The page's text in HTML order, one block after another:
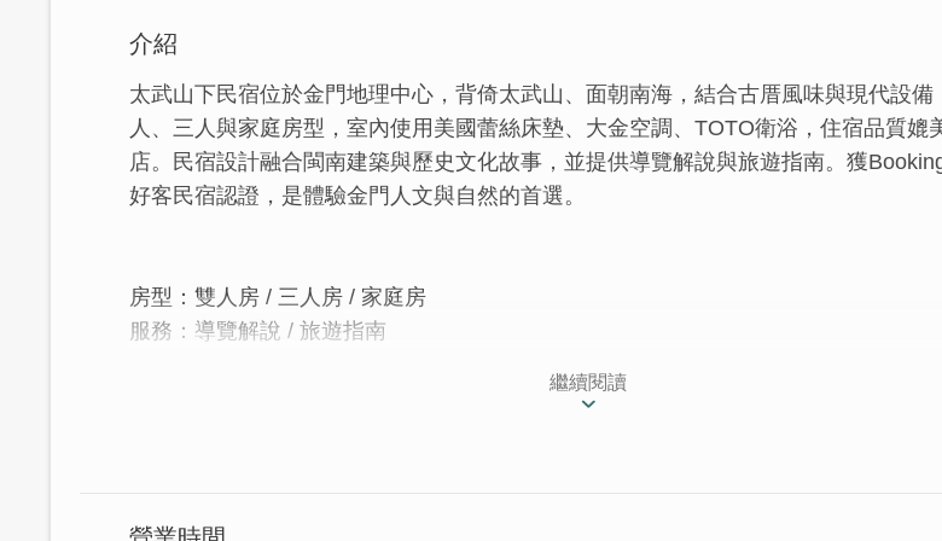
介紹
太武山下民宿位於金門地理中心，背倚太武山、面朝南海，結合古厝風味與現代設備
人、三人與家庭房型，室內使用美國蕾絲床墊、大金空調、TOTO衛浴，住宿品質媲
店。民宿設計融合閩南建築與歷史文化故事，並提供導覽解說與旅遊指南。獲
好客民宿認證，是體驗金門人文與自然的首選。
房型：雙人房 / 三人房 / 家庭房
服務：導覽解說 / 旅遊指南
繼續閱讀